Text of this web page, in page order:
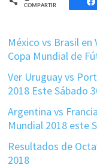
COMPARTIR
México vs Brasil en
Copa Mundial de
Ver Uruguay vs
2018 Este Sábado
Argentina vs
Mundial 2018 este
Resultados de
2018